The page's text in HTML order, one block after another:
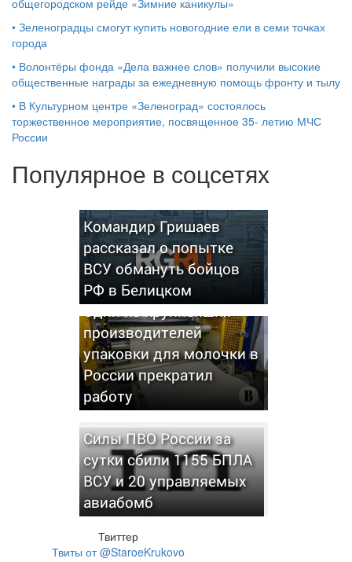
• Зеленоградцы смогут купить новогодние ели в семи точках
города
• Волонтёры фонда «Дела важнее слов» получили высокие
общественные награды за ежедневную помощь фронту и тылу
• В Культурном центре «Зеленоград» состоялось
торжественное мероприятие, посвященное 35- летию МЧС
России
Популярное в соцсетях
Командир Гришаев
рассказал о попытке
ВСУ обмануть бойцов
РФ в Белицком
Один из крупнейших
производителей
упаковки для молочки в
России прекратил
работу
Силы ПВО России за
сутки сбили 1155 БПЛА
ВСУ и 20 управляемых
авиабомб
Твиттер
Твиты от @StaroeKrukovo